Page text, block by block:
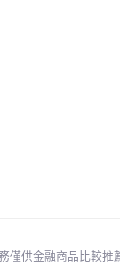
僅供金融商品比較